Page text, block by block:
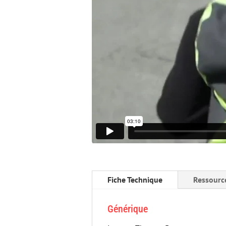
Fiche Technique
Générique